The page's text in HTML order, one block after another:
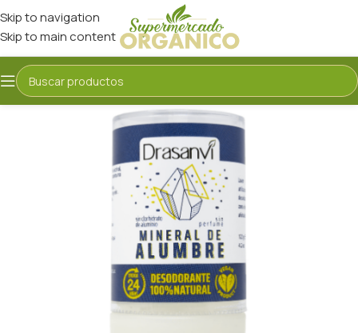
Skip to navigation
Skip to main content